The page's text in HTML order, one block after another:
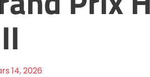
II
14, 2026